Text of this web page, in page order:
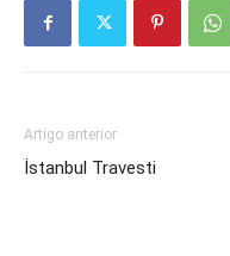
Artigo anterior
İstanbul Travesti